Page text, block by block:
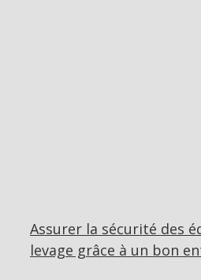
Assurer la sécurité des
levage grâce à un bon